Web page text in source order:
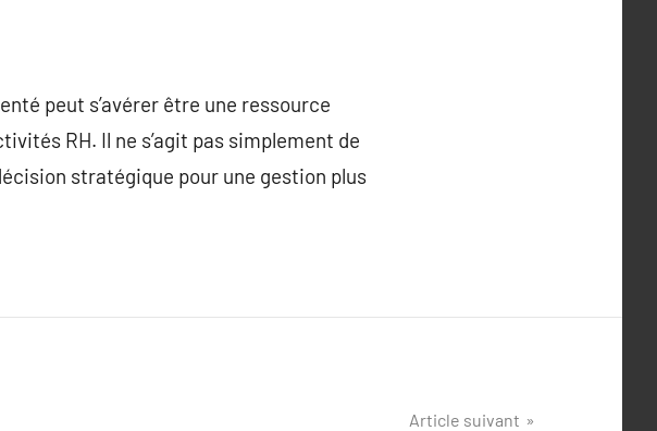
peut s’avérer être une ressource
RH. Il ne s’agit pas simplement de
stratégique pour une gestion plus
Article suivant